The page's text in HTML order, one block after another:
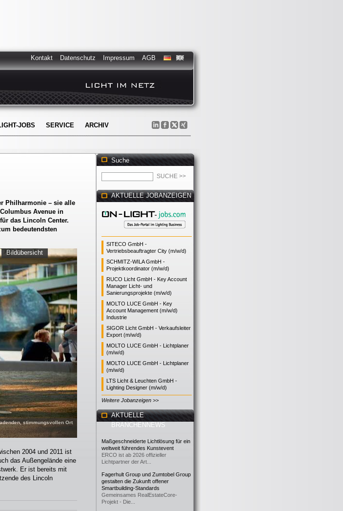
Kontakt Datenschutz Impressum AGB
JOBS SERVICE ARCHIV
Philharmonie – sie alle
Avenue in
das Lincoln Center.
bedeutendsten
stimmungsvollen Ort
Bildübersicht
2004 und 2011 ist
das Außengelände eine
Er ist bereits mit
des Lincoln
Suche
AKTUELLE JOBANZEIGEN
SITECO GmbH -
Vertriebsbeauftragter City (m/w/d)
SCHMITZ-WILA GmbH -
Projektkoordinator (m/w/d)
RUCO Licht GmbH - Key Account
Manager Licht- und
Sanierungsprojekte (m/w/d)
MOLTO LUCE GmbH - Key
Account Management (m/w/d)
Industrie
SIGOR Licht GmbH - Verkaufsleiter
Export (m/w/d)
MOLTO LUCE GmbH - Lichtplaner
(m/w/d)
MOLTO LUCE GmbH - Lichtplaner
(m/w/d)
LTS Licht & Leuchten GmbH -
Lighting Designer (m/w/d)
Weitere Jobanzeigen >>
AKTUELLE
BRANCHENNEWS
Maßgeschneiderte Lichtlösung für ein
weltweit führendes Kunstevent
ERCO ist ab 2026 offizieller
Lichtpartner der Art...
Fagerhult Group und Zumtobel Group
gestalten die Zukunft offener
Smartbuilding-Standards
Gemeinsames RealEstateCore-
Projekt - Die...